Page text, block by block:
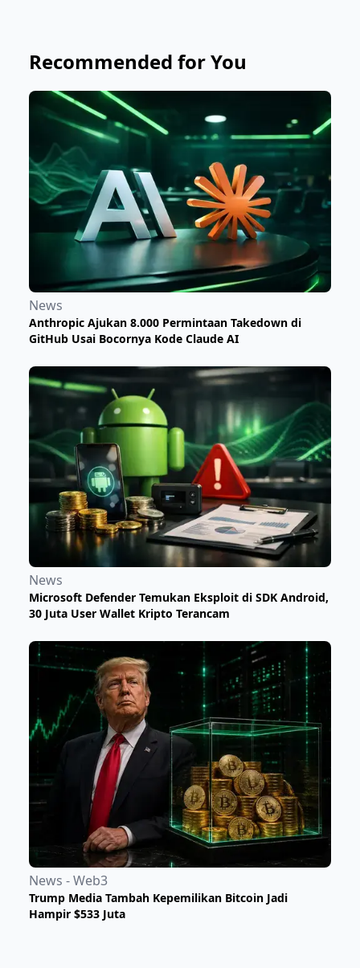
Recommended for You
News
Anthropic Ajukan 8.000 Permintaan Takedown di
GitHub Usai Bocornya Kode Claude AI
News
​Microsoft Defender Temukan Eksploit di SDK Android,
30 Juta User Wallet Kripto Terancam
News - Web3
Trump Media Tambah Kepemilikan Bitcoin Jadi
Hampir $533 Juta